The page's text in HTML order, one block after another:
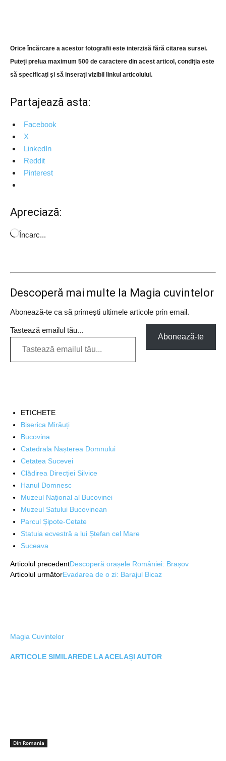
Orice încărcare a acestor fotografii este interzisă fără citarea sursei.
Puteți prelua maximum 500 de caractere din acest articol, condiția este
să specificați și să inserați vizibil linkul articolului.
Partajează asta:
Facebook
X
LinkedIn
Reddit
Pinterest
Apreciază:
Încarc...
Descoperă mai multe la Magia cuvintelor
Abonează-te ca să primești ultimele articole prin email.
Tastează emailul tău...
Abonează-te
ETICHETE
Biserica Mirăuți
Bucovina
Catedrala Nașterea Domnului
Cetatea Sucevei
Clădirea Direcției Silvice
Hanul Domnesc
Muzeul Național al Bucovinei
Muzeul Satului Bucovinean
Parcul Șipote-Cetate
Statuia ecvestră a lui Ștefan cel Mare
Suceava
Articolul precedentDescoperă orașele României: Brașov
Articolul următorEvadarea de o zi: Barajul Bicaz
Magia Cuvintelor
ARTICOLE SIMILAREDE LA ACELAȘI AUTOR
Din Romania